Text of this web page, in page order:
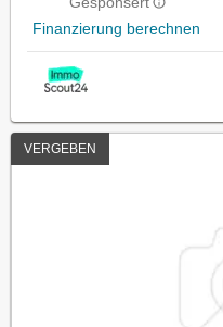
Finanzierung berechnen
VERGEBEN